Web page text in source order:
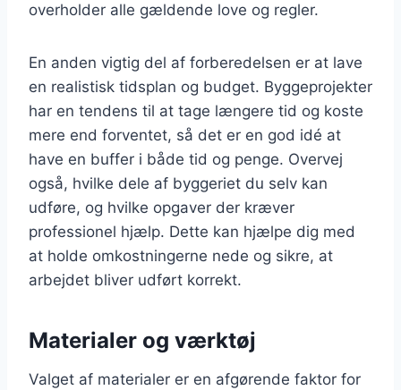
overholder alle gældende love og regler.
En anden vigtig del af forberedelsen er at lave
en realistisk tidsplan og budget. Byggeprojekter
har en tendens til at tage længere tid og koste
mere end forventet, så det er en god idé at
have en buffer i både tid og penge. Overvej
også, hvilke dele af byggeriet du selv kan
udføre, og hvilke opgaver der kræver
professionel hjælp. Dette kan hjælpe dig med
at holde omkostningerne nede og sikre, at
arbejdet bliver udført korrekt.
Materialer og værktøj
Valget af materialer er en afgørende faktor for